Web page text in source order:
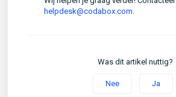
helpdesk@codabox.com.
Was dit artikel nuttig?
Nee Ja